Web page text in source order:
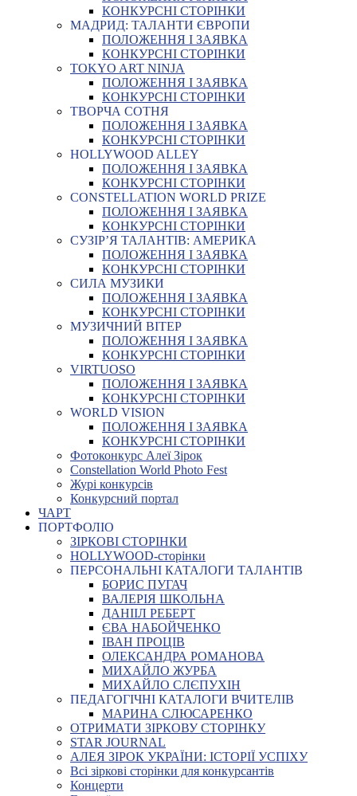
КОНКУРСНІ СТОРІНКИ
МАДРИД: ТАЛАНТИ ЄВРОПИ
ПОЛОЖЕННЯ І ЗАЯВКА
КОНКУРСНІ СТОРІНКИ
TOKYO ART NINJA
ПОЛОЖЕННЯ І ЗАЯВКА
КОНКУРСНІ СТОРІНКИ
ТВОРЧА СОТНЯ
ПОЛОЖЕННЯ І ЗАЯВКА
КОНКУРСНІ СТОРІНКИ
HOLLYWOOD ALLEY
ПОЛОЖЕННЯ І ЗАЯВКА
КОНКУРСНІ СТОРІНКИ
CONSTELLATION WORLD PRIZE
ПОЛОЖЕННЯ І ЗАЯВКА
КОНКУРСНІ СТОРІНКИ
СУЗІР’Я ТАЛАНТІВ: АМЕРИКА
ПОЛОЖЕННЯ І ЗАЯВКА
КОНКУРСНІ СТОРІНКИ
СИЛА МУЗИКИ
ПОЛОЖЕННЯ І ЗАЯВКА
КОНКУРСНІ СТОРІНКИ
МУЗИЧНИЙ ВІТЕР
ПОЛОЖЕННЯ І ЗАЯВКА
КОНКУРСНІ СТОРІНКИ
VIRTUOSO
ПОЛОЖЕННЯ І ЗАЯВКА
КОНКУРСНІ СТОРІНКИ
WORLD VISION
ПОЛОЖЕННЯ І ЗАЯВКА
КОНКУРСНІ СТОРІНКИ
Фотоконкурс Алеї Зірок
Constellation World Photo Fest
Журі конкурсів
Конкурсний портал
ЧАРТ
ПОРТФОЛІО
ЗІРКОВІ СТОРІНКИ
HOLLYWOOD-сторінки
ПЕРСОНАЛЬНІ КАТАЛОГИ ТАЛАНТІВ
БОРИС ПУГАЧ
ВАЛЕРІЯ ШКОЛЬНА
ДАНІІЛ РЕБЕРТ
ЄВА НАБОЙЧЕНКО
ІВАН ПРОЦІВ
ОЛЕКСАНДРА РОМАНОВА
МИХАЙЛО ЖУРБА
МИХАЙЛО СЛЄПУХІН
ПЕДАГОГІЧНІ КАТАЛОГИ ВЧИТЕЛІВ
МАРИНА СЛЮСАРЕНКО
ОТРИМАТИ ЗІРКОВУ СТОРІНКУ
STAR JOURNAL
АЛЕЯ ЗІРОК УКРАЇНИ: ІСТОРІЇ УСПІХУ
Всі зіркові сторінки для конкурсантів
Концерти